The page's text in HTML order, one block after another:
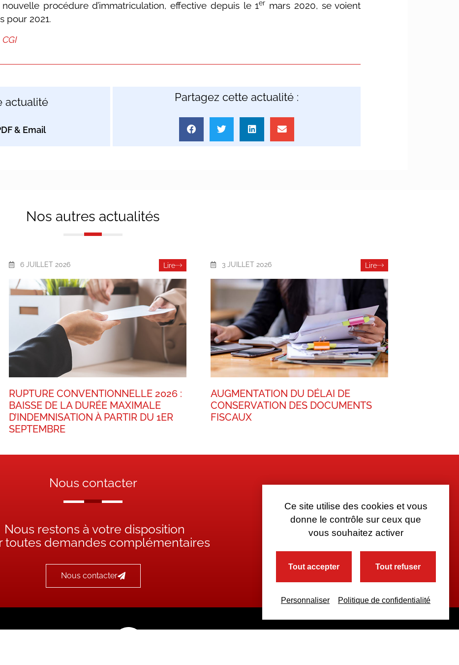
procédure d’immatriculation, effective depuis le 1er mars 2020, se voient
pour 2021.
actualité Partagez cette actualité :
Nos autres actualités
6 JUILLET 2026 Lire
RUPTURE CONVENTIONNELLE 2026 :
BAISSE DE LA DURÉE MAXIMALE
D’INDEMNISATION À PARTIR DU 1ER
SEPTEMBRE
3 JUILLET 2026 Lire
AUGMENTATION DU DÉLAI DE
CONSERVATION DES DOCUMENTS
FISCAUX
Nous contacter
Nous restons à votre disposition
toutes demandes complémentaires
Nous contacter
Ce site utilise des cookies et vous
donne le contrôle sur ceux que
vous souhaitez activer
Tout accepter Tout refuser
Personnaliser Politique de confidentialité